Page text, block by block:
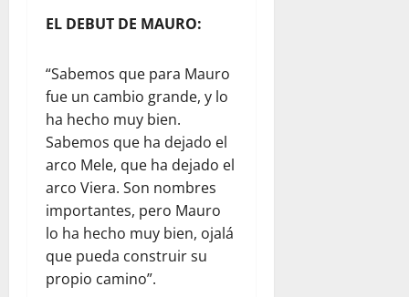
EL DEBUT DE MAURO:
“Sabemos que para Mauro
fue un cambio grande, y lo
ha hecho muy bien.
Sabemos que ha dejado el
arco Mele, que ha dejado el
arco Viera. Son nombres
importantes, pero Mauro
lo ha hecho muy bien, ojalá
que pueda construir su
propio camino”.